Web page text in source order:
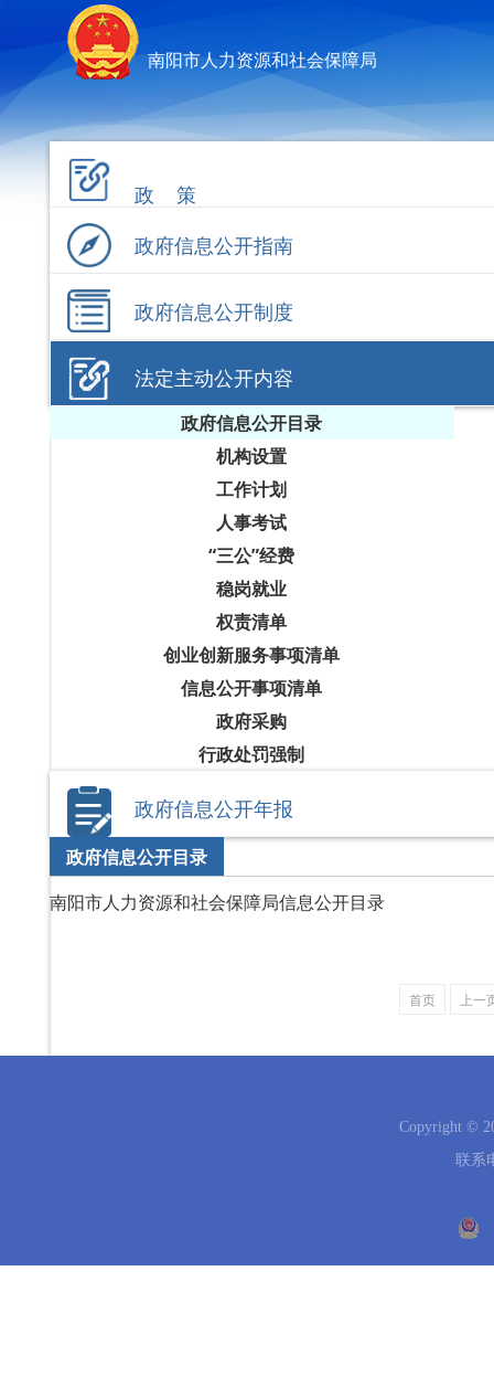
南阳市人力资源和社会保障局
政 策
政府信息公开指南
政府信息公开制度
法定主动公开内容
政府信息公开目录
机构设置
工作计划
人事考试
“三公”经费
稳岗就业
权责清单
创业创新服务事项清单
信息公开事项清单
政府采购
行政处罚强制
政府信息公开年报
政府信息公开目录
南阳市人力资源和社会保障局信息公开目录
首页 上一
Copyright ©
联系